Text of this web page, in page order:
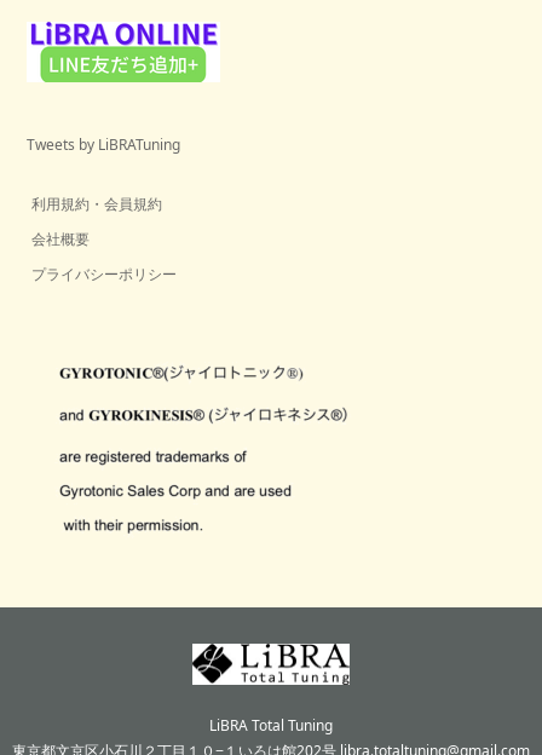
Tweets by LiBRATuning
利用規約・会員規約
会社概要
プライバシーポリシー
LiBRA Total Tuning